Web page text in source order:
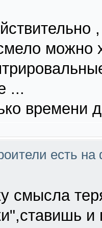
можно
...
времени
есть
смысла
и